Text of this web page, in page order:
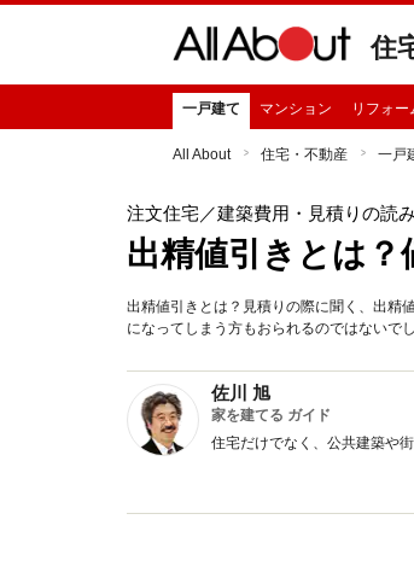
住
一戸建て マンション リフォー
All About 住宅・不動産 一戸
注文住宅／建築費用・見積りの読
出精値引きとは
出精値引きとは？見積りの際に聞く、出精
になってしまう方もおられるのではないで
佐川 旭
家を建てる ガイド
住宅だけでなく、公共建築や